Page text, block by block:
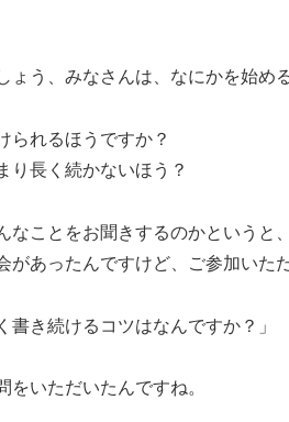
ょう、みなさんは、なにかを始め
られるほうですか？
り長く続かないほう？
なことをお聞きするのかというと
があったんですけど、ご参加いた
書き続けるコツはなんですか？」
をいただいたんですね。